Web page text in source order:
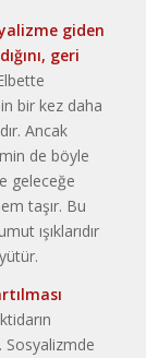
giden
geri
bir kez daha
Ancak
de böyle
geleceğe
taşır. Bu
ışıklarıdır
Sosyalizmde